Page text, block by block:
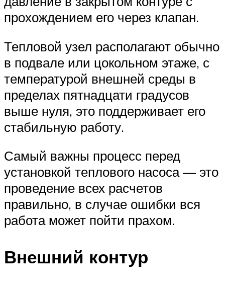
прохождением его через клапан.
Тепловой узел располагают обычно
в подвале или цокольном этаже, с
температурой внешней среды в
пределах пятнадцати градусов
выше нуля, это поддерживает его
стабильную работу.
Самый важны процесс перед
установкой теплового насоса — это
проведение всех расчетов
правильно, в случае ошибки вся
работа может пойти прахом.
Внешний контур